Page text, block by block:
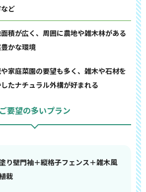
ど
積が広く、周囲に農地や雑木林がある
かな環境
家庭菜園の要望も多く、雑木や石材を
たナチュラル外構が好まれる
ご要望の多いプラン
り壁門袖＋縦格子フェンス＋雑木風
栽